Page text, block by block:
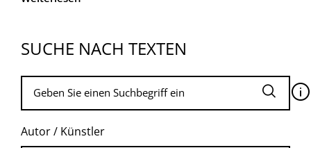
SUCHE NACH TEXTEN
🛈
Autor / Künstler